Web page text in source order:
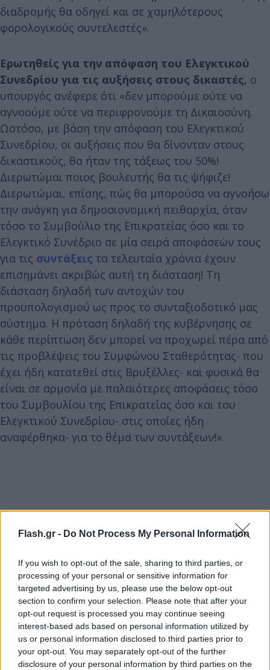
Flash.gr - Do Not Process My Personal Information
If you wish to opt-out of the sale, sharing to third parties, or
processing of your personal or sensitive information for
targeted advertising by us, please use the below opt-out
section to confirm your selection. Please note that after your
opt-out request is processed you may continue seeing
interest-based ads based on personal information utilized by
us or personal information disclosed to third parties prior to
your opt-out. You may separately opt-out of the further
disclosure of your personal information by third parties on the
διαδρομής θα οδηγεί και σε χαμηλότερους
φορολογικούς συντελεστές».
Ερωτηθείς για την απόφαση του Ελεγκτικού
Συνεδρίου για τις αυξήσεις στους δικαστές, ο
υπουργός ανέφερε ότι «δεν μπορούμε ούτε να
αγνοούμε ούτε να περιφρονούμε τη Δικαιοσύνη.
Ωστόσο, με βάση την απόφαση του Ελεγκτικού
Συνεδρίου, οι αυξήσεις που θα δίνονταν στους
δικαστικούς, θα ήταν της τάξεως του 50%!
Διερωτώμαι ποιος βουλευτής θα τις ψήφιζε!
Διερωτώμαι, επίσης, πώς θα μπορούσα να αγνοήσω
την ανάγκη για δημοσιονομική πειθαρχία, όταν
τόσο το Συμβούλιο της Επικρατείας όσο και το
Ελεγκτικό Συνέδριο σε μία σειρά αποφάσεών τους
για τις συντάξεις τα τελευταία χρόνια έχουν
επισημάνει ακριβώς αυτή τη διάσταση! Τη
διάσταση δηλαδή των αντοχών του
προϋπολογισμού ως προς το συνταξιοδοτικό μας
σύστημα. Η πρόταση δηλαδή της κυβέρνησης σε
κάθε περίπτωση δεν μπορεί να προχωρεί πέρα από
τις προβλέψεις του Συμφώνου Σταθερότητας- που
έχει ήδη κατατεθεί στις Βρυξέλλες- και φυσικά θα
είναι σε αρμονία με παλαιότερες αποφάσεις τόσο
του Συμβουλίου της Επικρατείας όσο και του
Ελεγκτικού Συνεδρίου- στις οποίες ήδη
αναφέρθηκα- για το θέμα των συντάξεων!».